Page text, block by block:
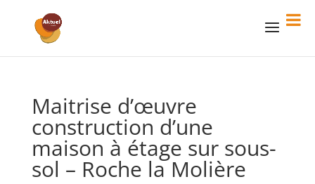
Maitrise d’œuvre
construction d’une
maison à étage sur sous-
sol – Roche la Molière